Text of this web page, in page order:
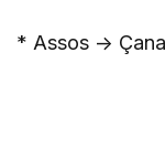
* Assos ->